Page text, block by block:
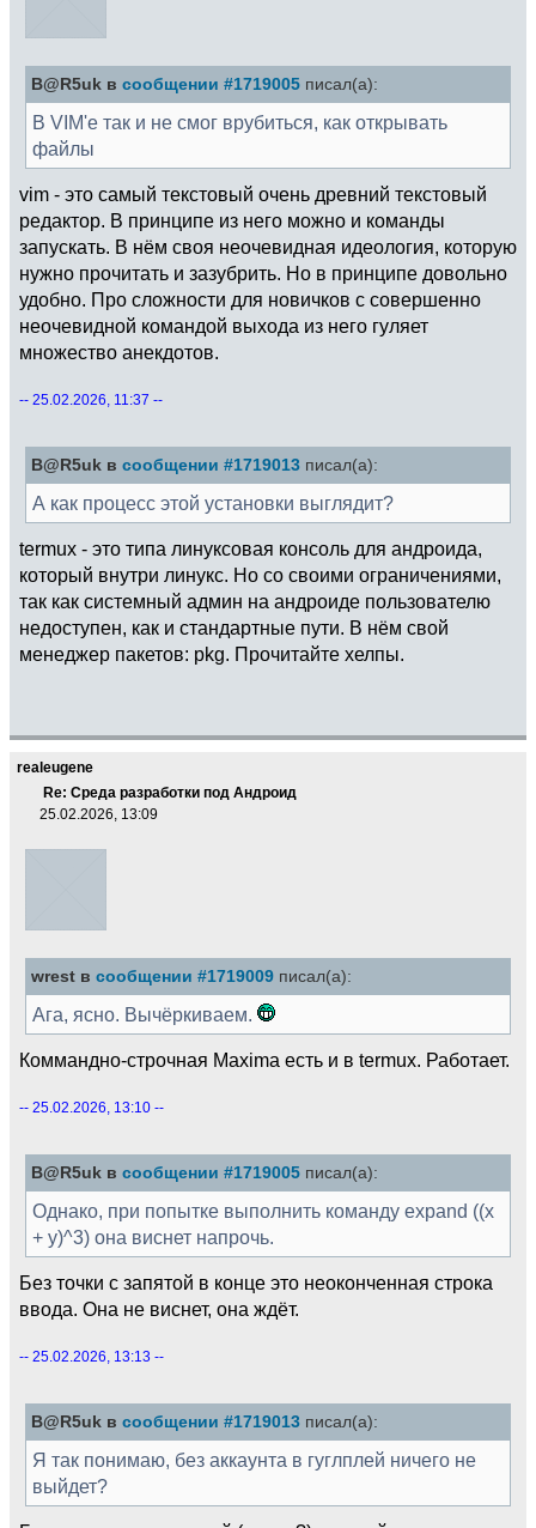
B@R5uk в сообщении #1719005 писал(а):
В VIM'е так и не смог врубиться, как открывать
файлы
vim - это самый текстовый очень древний текстовый
редактор. В принципе из него можно и команды
запускать. В нём своя неочевидная идеология, которую
нужно прочитать и зазубрить. Но в принципе довольно
удобно. Про сложности для новичков с совершенно
неочевидной командой выхода из него гуляет
множество анекдотов.
-- 25.02.2026, 11:37 --
B@R5uk в сообщении #1719013 писал(а):
А как процесс этой установки выглядит?
termux - это типа линуксовая консоль для андроида,
который внутри линукс. Но со своими ограничениями,
так как системный админ на андроиде пользователю
недоступен, как и стандартные пути. В нём свой
менеджер пакетов: pkg. Прочитайте хелпы.
realeugene
Re: Среда разработки под Андроид
25.02.2026, 13:09
wrest в сообщении #1719009 писал(а):
Ага, ясно. Вычёркиваем.
Коммандно-строчная Maxima есть и в termux. Работает.
-- 25.02.2026, 13:10 --
B@R5uk в сообщении #1719005 писал(а):
Однако, при попытке выполнить команду expand ((x
+ y)^3) она виснет напрочь.
Без точки с запятой в конце это неоконченная строка
ввода. Она не виснет, она ждёт.
-- 25.02.2026, 13:13 --
B@R5uk в сообщении #1719013 писал(а):
Я так понимаю, без аккаунта в гуглплей ничего не
выйдет?